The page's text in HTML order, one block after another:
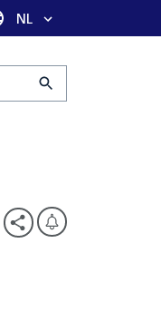
Taal selectie
NL